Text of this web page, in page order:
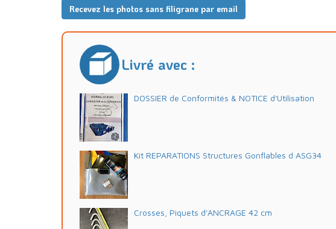
Recevez les photos sans filigrane par email
Livré avec :
DOSSIER de Conformités & NOTICE d'Utilisation
Kit REPARATIONS Structures Gonflables d ASG34
Crosses, Piquets d'ANCRAGE 42 cm